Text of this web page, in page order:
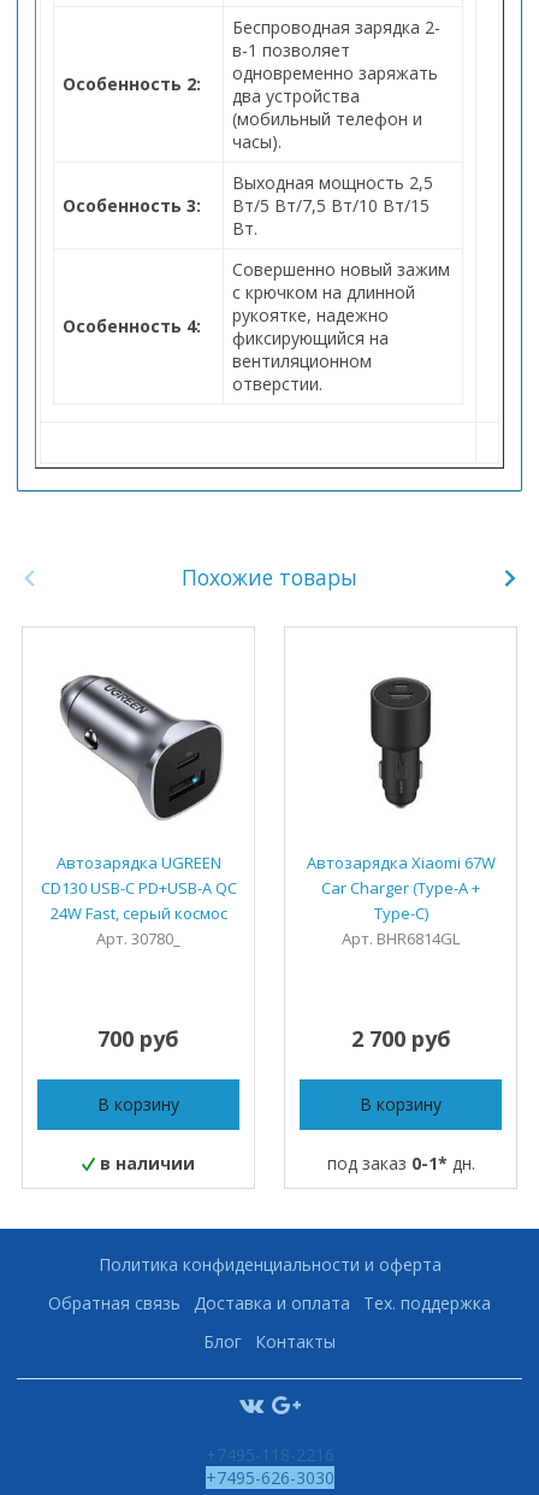
Особенность 2:
Беспроводная зарядка 2-
в-1 позволяет
одновременно заряжать
два устройства
(мобильный телефон и
часы).
Особенность 3:
Выходная мощность 2,5
Вт/5 Вт/7,5 Вт/10 Вт/15
Вт.
Особенность 4:
Совершенно новый зажим
с крючком на длинной
рукоятке, надежно
фиксирующийся на
вентиляционном
отверстии.
Похожие товары
Автозарядка UGREEN
CD130 USB-C PD+USB-A QC
24W Fast, серый космос
Арт. 30780_
700 руб
В корзину
в наличии
Автозарядка Xiaomi 67W
Car Charger (Type-A +
Type-C)
Арт. BHR6814GL
2 700 руб
В корзину
под заказ 0-1* дн.
Политика конфиденциальности и оферта
Обратная связь
Доставка и оплата
Тех. поддержка
Блог
Контакты
+7495-118-2216
+7495-626-3030